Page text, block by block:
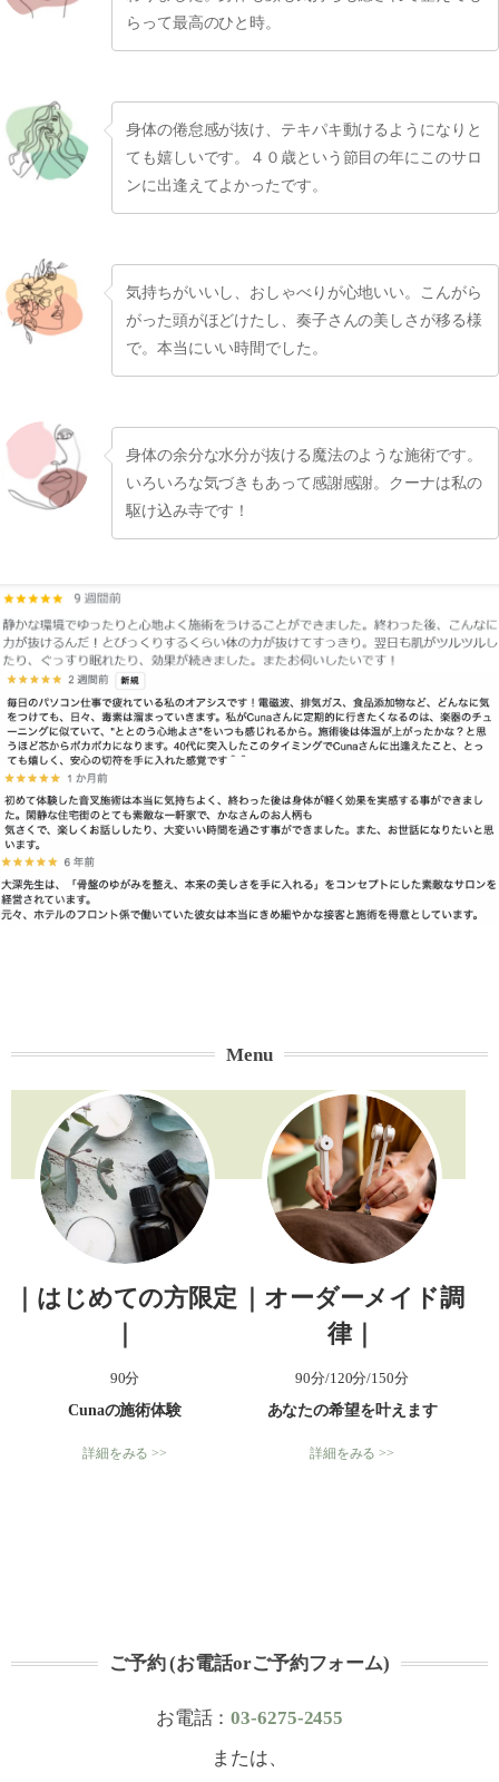
らって最高のひと時。
身体の倦怠感が抜け、テキパキ動けるようになりと
ても嬉しいです。４０歳という節目の年にこのサロ
ンに出逢えてよかったです。
気持ちがいいし、おしゃべりが心地いい。こんがら
がった頭がほどけたし、奏子さんの美しさが移る様
で。本当にいい時間でした。
身体の余分な水分が抜ける魔法のような施術です。
いろいろな気づきもあって感謝感謝。クーナは私の
駆け込み寺です！
Menu
｜はじめての方限定
90分
Cunaの施術体験
詳細をみる >>
｜オーダーメイド調
律｜
90分/120分/150分
あなたの希望を叶えます
詳細をみる >>
ご予約 (お電話orご予約フォーム)
お電話：03-6275-2455
または、